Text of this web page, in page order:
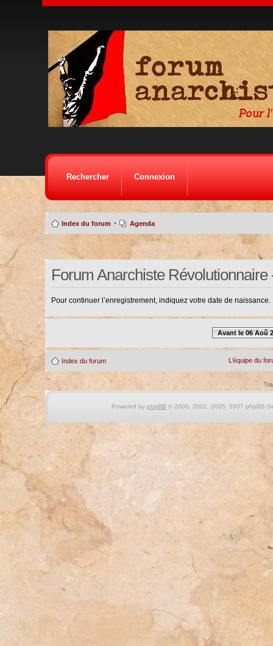
Rechercher Connexion
Index du forum • Agenda
Forum Anarchiste
Pour continuer l’enregistrement, indiquez votre date de naissance.
Avant le 06 Aoû
Index du forum L’équipe du
Powered by phpBB © 2000, 2002, 2005, 2007 phpBB